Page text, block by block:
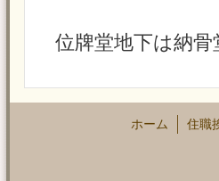
位牌堂地下は納
ホーム 住職